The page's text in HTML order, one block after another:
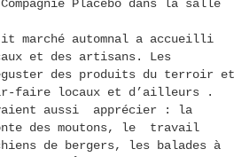
Placebo dans la salle
marché automnal a accueilli
et des artisans. Les
des produits du terroir et
faire locaux et d’ailleurs .
aussi apprécier : la
des moutons, le travail
de bergers, les balades à